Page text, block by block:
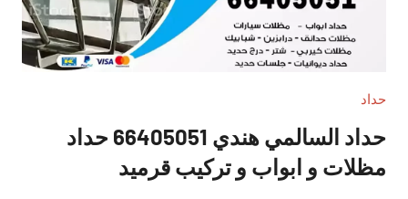
حداد
حداد السالمي هندي 66405051 حداد
مظلات و ابواب و تركيب قرميد